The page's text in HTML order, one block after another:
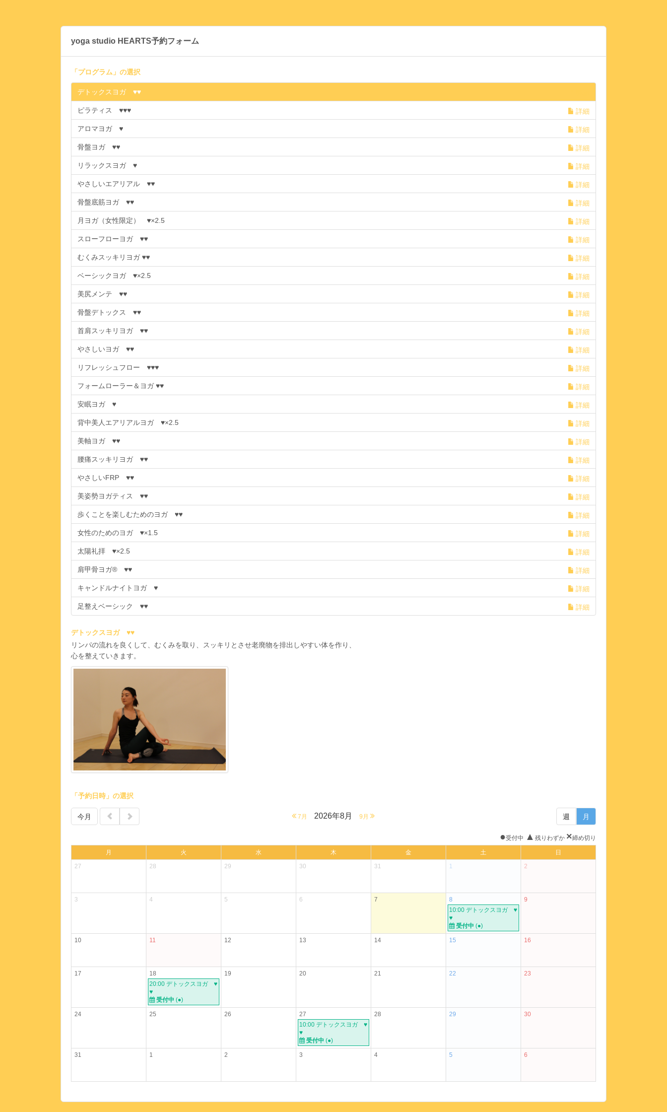
yoga studio HEARTS予約フォーム
「 プログラム 」の選択
デトックスヨガ ♥♥
ピラティス ♥♥♥ 詳細
アロマヨガ ♥ 詳細
骨盤ヨガ ♥♥ 詳細
リラックスヨガ ♥ 詳細
やさしいエアリアル ♥♥ 詳細
骨盤底筋ヨガ ♥♥ 詳細
月ヨガ（女性限定） ♥×2.5 詳細
スローフローヨガ ♥♥ 詳細
むくみスッキリヨガ ♥♥ 詳細
ベーシックヨガ ♥×2.5 詳細
美尻メンテ ♥♥ 詳細
骨盤デトックス ♥♥ 詳細
首肩スッキリヨガ ♥♥ 詳細
やさしいヨガ ♥♥ 詳細
リフレッシュフロー ♥♥♥ 詳細
フォームローラー＆ヨガ ♥♥ 詳細
安眠ヨガ ♥ 詳細
背中美人エアリアルヨガ ♥×2.5 詳細
美軸ヨガ ♥♥ 詳細
腰痛スッキリヨガ ♥♥ 詳細
やさしいFRP ♥♥ 詳細
美姿勢ヨガティス ♥♥ 詳細
歩くことを楽しむためのヨガ ♥♥ 詳細
女性のためのヨガ ♥×1.5 詳細
太陽礼拝 ♥×2.5 詳細
肩甲骨ヨガ® ♥♥ 詳細
キャンドルナイトヨガ ♥ 詳細
足整えベーシック ♥♥ 詳細
デトックスヨガ ♥♥
リンパの流れを良くして、むくみを取り、スッキリとさせ老廃物を排出しやすい体を作り、
心を整えていきます。
「予約日時」の選択
今月 7月 2026年8月 9月 週 月
●受付中 ▲ 残りわずか ×締め切り
月 火 水 木 金 土
日
27
28 29 30 31 1 2
3 4 5 6 7
8
10:00 デトックスヨガ ♥
♥
受付中 (●)
9
10 11 12 13 14 15 16
17
18
20:00 デトックスヨガ ♥
♥
受付中 (●)
19 20 21 22 23
24 25 26
27
10:00 デトックスヨガ ♥
♥
受付中 (●)
28 29 30
31 1 2 3 4 5 6